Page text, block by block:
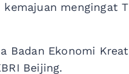
mengingat
Badan Ekonomi
Beijing.